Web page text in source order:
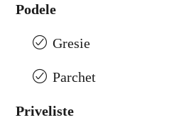
Podele
Gresie
Parchet
Priveliste